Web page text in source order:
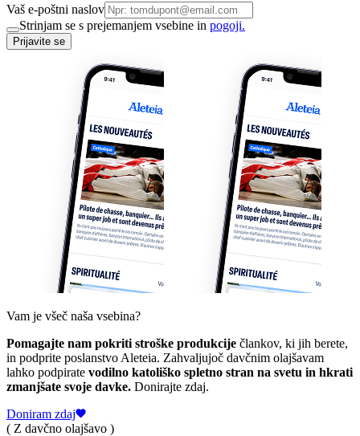
Vaš e-poštni naslov
Strinjam se s prejemanjem vsebine in pogoji.
Prijavite se
Vam je všeč naša vsebina?
Pomagajte nam pokriti stroške produkcije člankov, ki jih berete,
in podprite poslanstvo Aleteia. Zahvaljujoč davčnim olajšavam
lahko podpirate vodilno katoliško spletno stran na svetu in hkrati
zmanjšate svoje davke. Donirajte zdaj.
Doniram zdaj
( Z davčno olajšavo )